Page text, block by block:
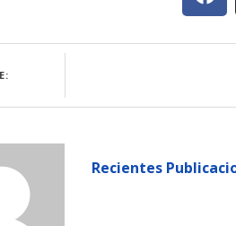
Recientes